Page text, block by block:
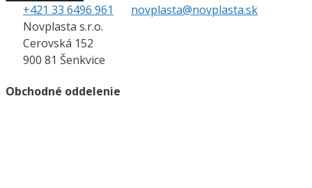
+421 33 6496 961
novplasta@novplasta.sk
Novplasta s.r.o.
Cerovská 152
900 81 Šenkvice
Obchodné oddelenie